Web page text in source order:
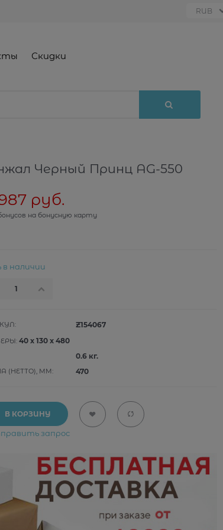
Скидки
Черный Принц AG-550
руб.
на бонусную карту
в наличии
Z154067
40 x 130 x 480
0.6кг.
(НЕТТО), ММ: 470
В КОРЗИНУ
запрос